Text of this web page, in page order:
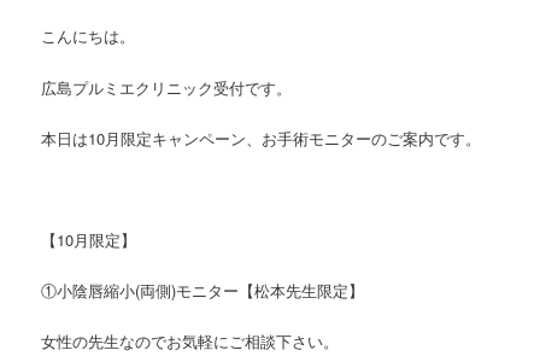
こんにちは。
広島プルミエクリニック受付です。
本日は10月限定キャンペーン、お手術モニターのご案内です。
【10月限定】
①小陰唇縮小(両側)モニター【松本先生限定】
女性の先生なのでお気軽にご相談下さい。